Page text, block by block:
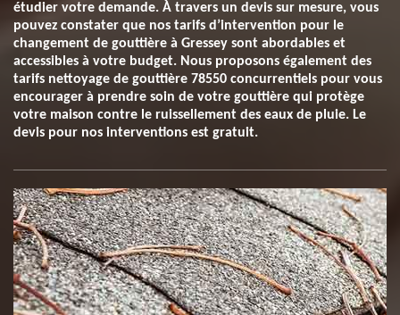
étudier votre demande. À travers un devis sur mesure, vous
pouvez constater que nos tarifs d’intervention pour le
changement de gouttière à Gressey sont abordables et
accessibles à votre budget. Nous proposons également des
tarifs nettoyage de gouttière 78550 concurrentiels pour vous
encourager à prendre soin de votre gouttière qui protège
votre maison contre le ruissellement des eaux de pluie. Le
devis pour nos interventions est gratuit.